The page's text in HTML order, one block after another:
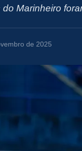
Marinheiro
de 2025